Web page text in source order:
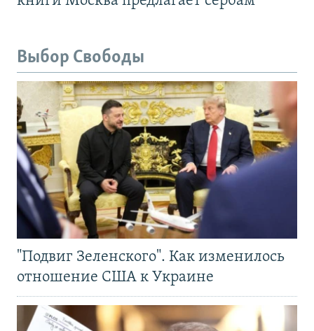
Выбор Свободы
"Подвиг Зеленского". Как изменилось
отношение США к Украине